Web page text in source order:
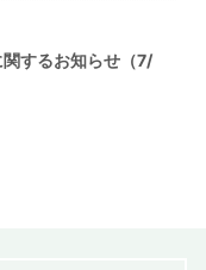
するお知らせ（7/